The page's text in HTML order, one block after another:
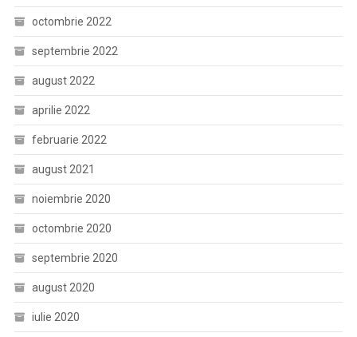
octombrie 2022
septembrie 2022
august 2022
aprilie 2022
februarie 2022
august 2021
noiembrie 2020
octombrie 2020
septembrie 2020
august 2020
iulie 2020